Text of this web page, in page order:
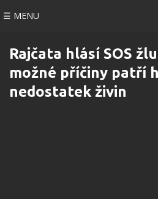
☰ MENU
Rajčata hlásí SOS
možné příčiny patří
nedostatek živin